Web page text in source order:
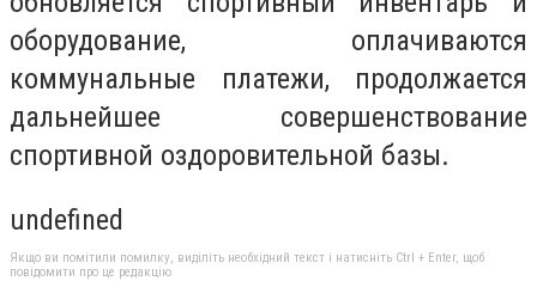
оборудование, оплачиваются
коммунальные платежи, продолжается
дальнейшее совершенствование
спортивной оздоровительной базы.
undefined
Якщо ви помітили помилку, виділіть необхідний текст і натисніть Ctrl + Enter, щоб
повідомити про це редакцію